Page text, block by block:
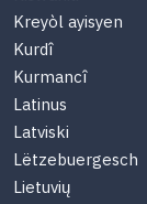
Kreyòl ayisyen
Kurdî
Kurmancî
Latinus
Latviski
Lëtzebuergesch
Lietuvių